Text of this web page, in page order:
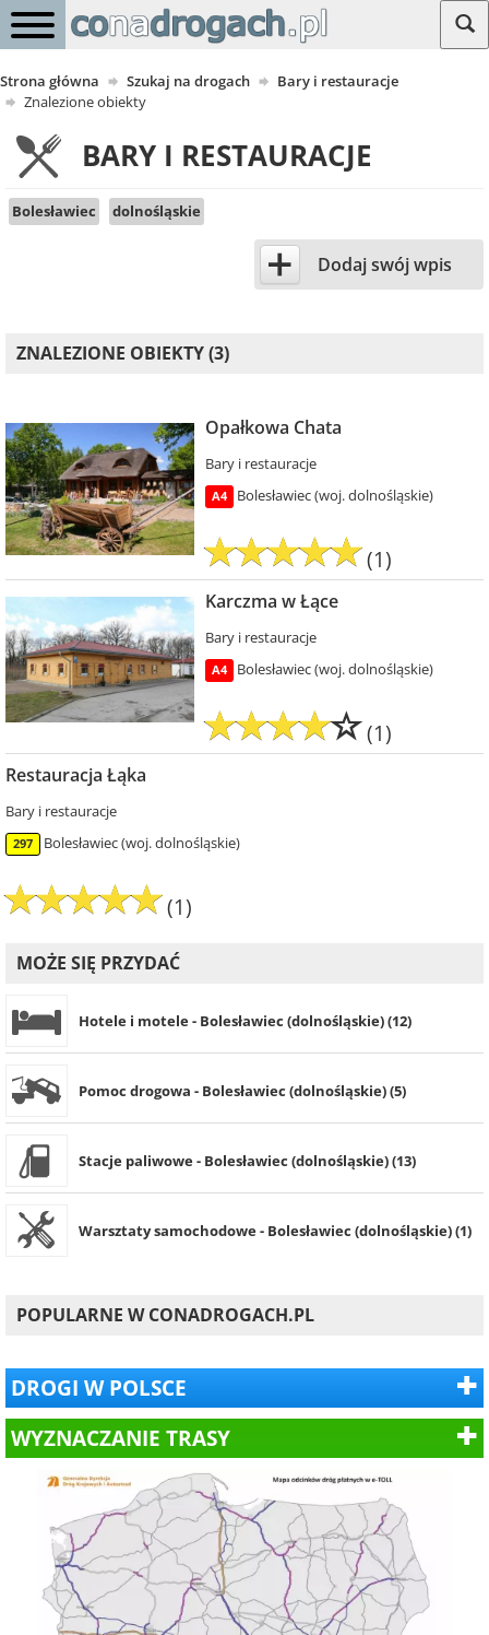
Strona główna Szukaj na drogach
Bary i restauracje
Znalezione obiekty
BARY I RESTAURACJE
Bolesławiec dolnośląskie
+ Dodaj swój wpis
ZNALEZIONE OBIEKTY (3)
Opałkowa Chata
Bary i restauracje
A4 Bolesławiec (woj. dolnośląskie)
(1)
Karczma w Łące
Bary i restauracje
A4 Bolesławiec (woj. dolnośląskie)
(1)
Restauracja Łąka
Bary i restauracje
297 Bolesławiec (woj. dolnośląskie)
(1)
MOŻE SIĘ PRZYDAĆ
Hotele i motele - Bolesławiec (dolnośląskie) (12)
Pomoc drogowa - Bolesławiec (dolnośląskie) (5)
Stacje paliwowe - Bolesławiec (dolnośląskie) (13)
Warsztaty samochodowe - Bolesławiec (dolnośląskie) (1)
POPULARNE W CONADROGACH.PL
DROGI W POLSCE
WYZNACZANIE TRASY